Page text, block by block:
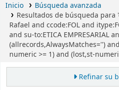
Inicio
Búsqueda avanzada
Resultados de búsqueda para
Rafael and ccode:FOL and
and su-to:ETICA EMPRESARIAL
(allrecords,AlwaysMatches='')
numeric >= 1) and (lost,st-
Refinar su